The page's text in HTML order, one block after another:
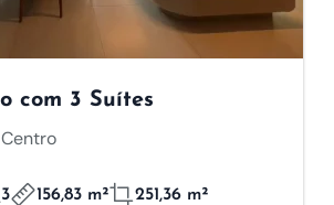
com 3 Suítes
3 156,83 m² 251,36 m²